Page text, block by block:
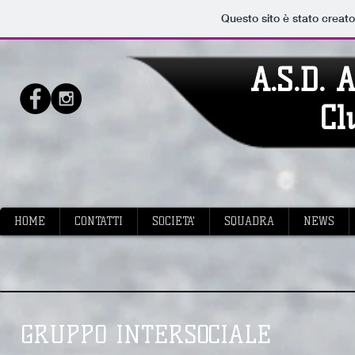
Questo sito è stato
A.S.D.
HOME CONTATTI SOCIETA' SQUADRA NEWS
GRUPPO INTERSOCIALE